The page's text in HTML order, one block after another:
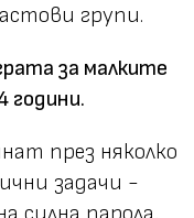
групи.
за малките
години.
през няколко
задачи -